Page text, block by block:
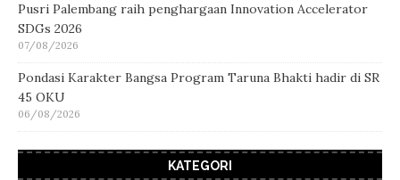
Pusri Palembang raih penghargaan Innovation Accelerator
SDGs 2026
07/08/2026
Pondasi Karakter Bangsa Program Taruna Bhakti hadir di SR
45 OKU
06/08/2026
KATEGORI